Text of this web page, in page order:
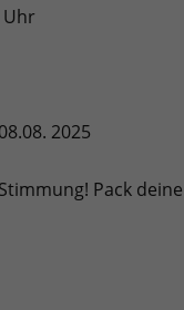
Uhr
2025
Pack